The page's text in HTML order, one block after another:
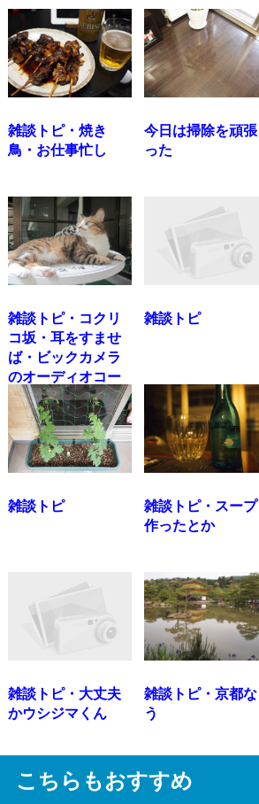
雑談トピ・焼き
鳥・お仕事忙し
今日は掃除を頑張
った
雑談トピ・コクリ
コ坂・耳をすませ
ば・ビックカメラ
のオーディオコー
ナーほ...
雑談トピ
雑談トピ
雑談トピ・スープ
作ったとか
雑談トピ・大丈夫
かウシジマくん
雑談トピ・京都な
う
こちらもおすすめ